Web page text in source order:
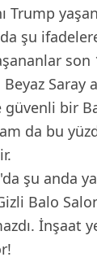
Trump
şu
son
Beyaz Saray
bir
da bu
şu anda
Balo
İnşaat